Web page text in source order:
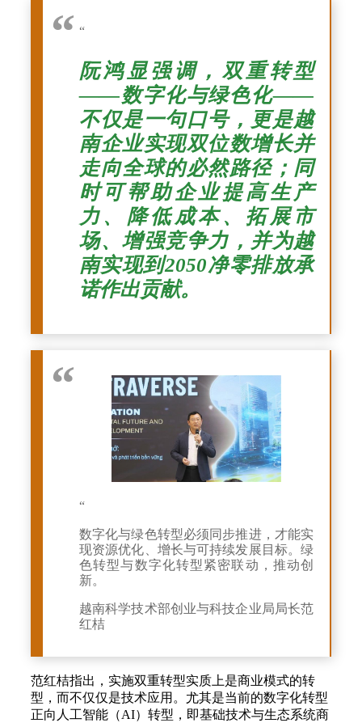
“
阮鸿显强调，双重转型
——数字化与绿色化——
不仅是一句口号，更是越
南企业实现双位数增长并
走向全球的必然路径；同
时可帮助企业提高生产
力、降低成本、拓展市
场、增强竞争力，并为越
南实现到2050净零排放承
诺作出贡献。
“
数字化与绿色转型必须同步推进，才能实
现资源优化、增长与可持续发展目标。绿
色转型与数字化转型紧密联动，推动创
新。
越南科学技术部创业与科技企业局局长范
红桔
范红桔指出，实施双重转型实质上是商业模式的转
型，而不仅仅是技术应用。尤其是当前的数字化转型
正向人工智能（AI）转型，即基础技术与生态系统商